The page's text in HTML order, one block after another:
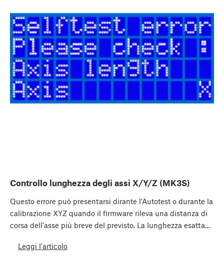
Controllo lunghezza degli assi X/Y/Z (MK3S)
Questo errore può presentarsi dirante l'Autotest o durante la
calibrazione XYZ quando il firmware rileva una distanza di
corsa dell'asse più breve del previsto. La lunghezza esatta…
Leggi l'articolo